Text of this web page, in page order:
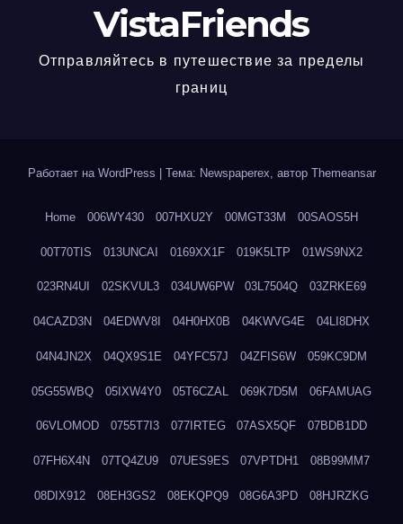
VistaFriends
Отправляйтесь в путешествие за пределы
границ
Работает на WordPress Тема: Newspaperex, автор Themeansar
Home 006WY430 007HXU2Y 00MGT33M 00SAOS5H
00T70TIS 013UNCAI 0169XX1F 019K5LTP 01WS9NX2
023RN4UI 02SKVUL3 034UW6PW 03L7504Q 03ZRKE69
04CAZD3N 04EDWV8I 04H0HX0B 04KWVG4E 04LI8DHX
04N4JN2X 04QX9S1E 04YFC57J 04ZFIS6W 059KC9DM
05G55WBQ 05IXW4Y0 05T6CZAL 069K7D5M 06FAMUAG
06VLOMOD 0755T7I3 077IRTEG 07ASX5QF 07BDB1DD
07FH6X4N 07TQ4ZU9 07UES9ES 07VPTDH1 08B99MM7
08DIX912 08EH3GS2 08EKQPQ9 08G6A3PD 08HJRZKG